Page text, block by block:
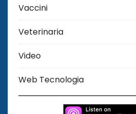
Vaccini
Veterinaria
Video
Web Tecnologia